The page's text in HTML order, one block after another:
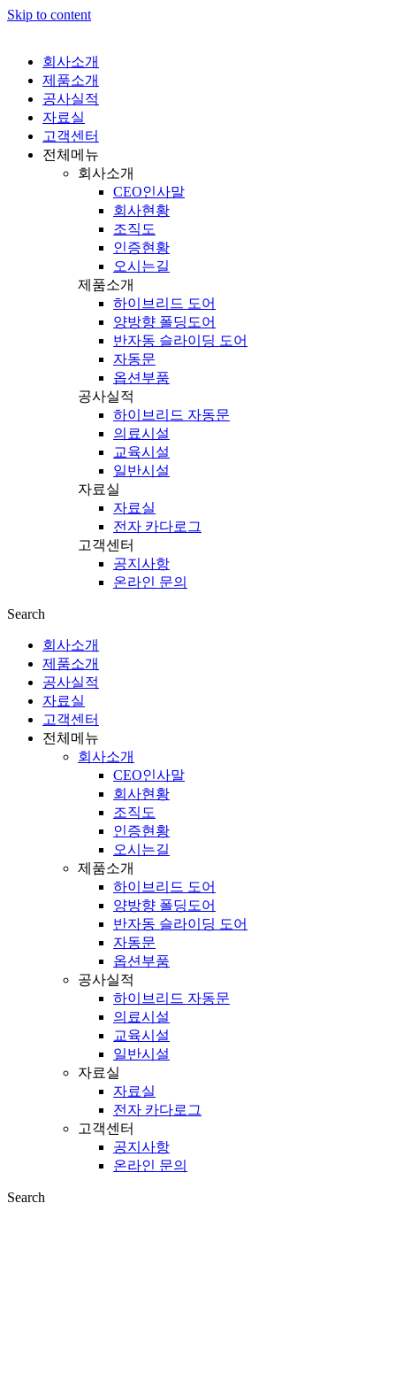
Skip to content
회사소개
제품소개
공사실적
자료실
고객센터
전체메뉴
회사소개
CEO인사말
회사현황
조직도
인증현황
오시는길
제품소개
하이브리드 도어
양방향 폴딩도어
반자동 슬라이딩 도어
자동문
옵션부품
공사실적
하이브리드 자동문
의료시설
교육시설
일반시설
자료실
자료실
전자 카다로그
고객센터
공지사항
온라인 문의
Search
회사소개
제품소개
공사실적
자료실
고객센터
전체메뉴
회사소개
CEO인사말
회사현황
조직도
인증현황
오시는길
제품소개
하이브리드 도어
양방향 폴딩도어
반자동 슬라이딩 도어
자동문
옵션부품
공사실적
하이브리드 자동문
의료시설
교육시설
일반시설
자료실
자료실
전자 카다로그
고객센터
공지사항
온라인 문의
Search